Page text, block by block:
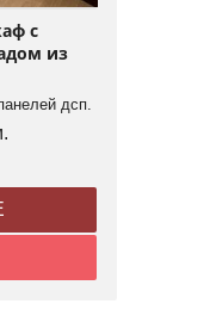
с
из
дсп.